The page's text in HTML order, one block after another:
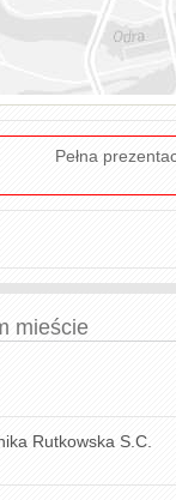
Pełna
mieście
Rutkowska S.C.